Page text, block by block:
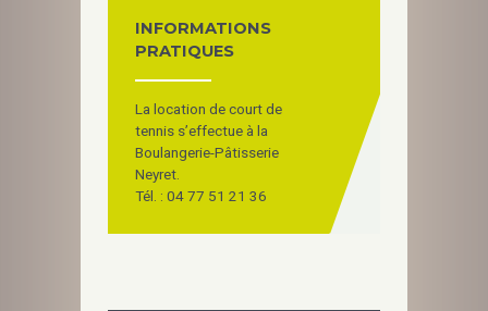
INFORMATIONS
PRATIQUES
La location de court de
tennis s’effectue à la
Boulangerie-Pâtisserie
Neyret.
Tél. : 04 77 51 21 36